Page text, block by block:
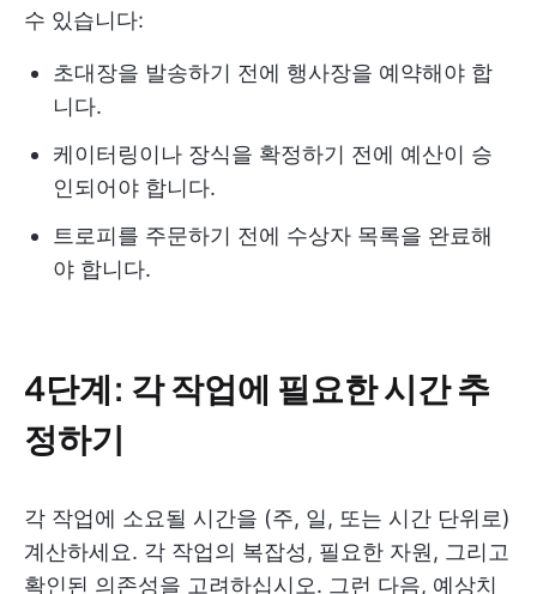
수 있습니다:
초대장을 발송하기 전에 행사장을 예약해야 합
니다.
케이터링이나 장식을 확정하기 전에 예산이 승
인되어야 합니다.
트로피를 주문하기 전에 수상자 목록을 완료해
야 합니다.
4단계: 각 작업에 필요한 시간 추
정하기
각 작업에 소요될 시간을 (주, 일, 또는 시간 단위로)
계산하세요. 각 작업의 복잡성, 필요한 자원, 그리고
확인된 의존성을 고려하십시오. 그런 다음, 예상치